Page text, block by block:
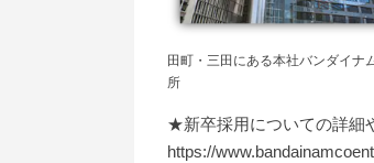
田町・三田にある本社バンダイナ
所
★新卒採用についての詳細
https://